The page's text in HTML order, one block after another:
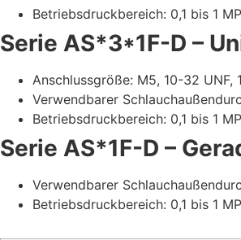
Betriebsdruckbereich: 0,1 bis 1
Serie AS*3*1F-D –
Anschlussgröße: M5, 10-32 UNF,
Verwendbarer
Betriebsdruckbereich: 0,1 bis 1
Serie AS*1F-D –
Verwendbarer
Betriebsdruckbereich: 0,1 bis 1